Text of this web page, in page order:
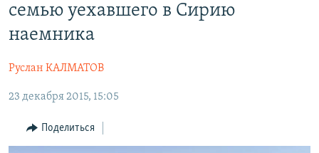
содержанию
главной
навигации
Вернутся
поиску
ВОЙНА В УКРАИНЕ
КЫРГЫЗЧА
ЎЗБЕКЧА
ПОДПИШИТЕСЬ НА НАС В СОЦСЕТЯХ
семью уехавшего в Сирию
наемника
Руслан КАЛМАТОВ
23 декабря 2015, 15:05
Поделиться